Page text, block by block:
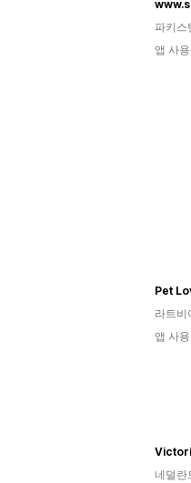
파키스
앱 사
Pet
라트비
앱 사
네덜란